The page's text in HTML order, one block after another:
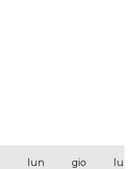
lun gio lun